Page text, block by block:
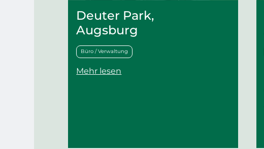
Deuter Park,
Augsburg
Büro / Verwaltung
Mehr lesen